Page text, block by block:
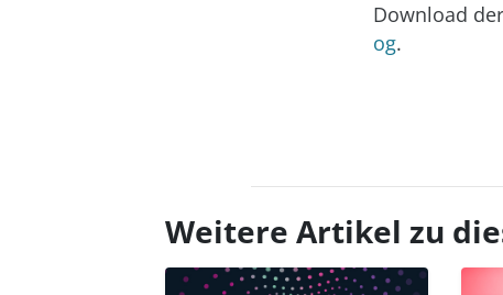
Download
og.
Weitere Artikel zu